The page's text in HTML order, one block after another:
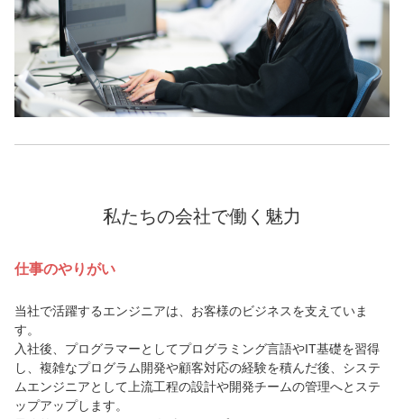
私たちの会社で働く魅力
仕事のやりがい
当社で活躍するエンジニアは、お客様のビジネスを支えていま
す。
入社後、プログラマーとしてプログラミング言語やIT基礎を習得
し、複雑なプログラム開発や顧客対応の経験を積んだ後、システ
ムエンジニアとして上流工程の設計や開発チームの管理へとステ
ップアップします。